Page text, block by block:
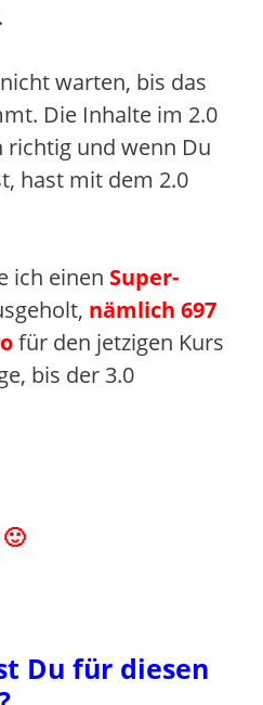
warten, bis das
Die Inhalte im 2.0
und wenn Du
hast mit dem 2.0
ich einen Super-
nämlich 697
für den jetzigen Kurs
bis der 3.0
Du für diesen